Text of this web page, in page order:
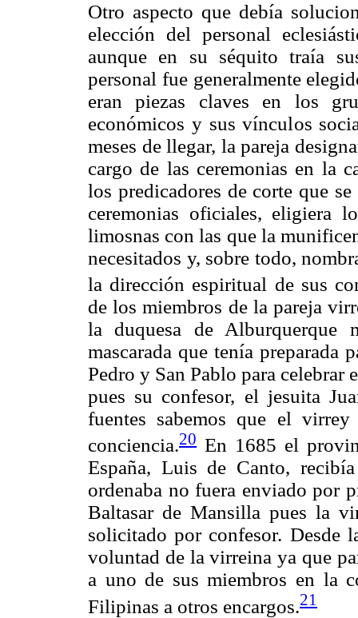
Otro aspecto que debía
elección del personal
aunque en su séquito traía
personal fue generalmente
eran piezas claves en los
económicos y sus vínculos
meses de llegar, la pareja
cargo de las ceremonias en la
los predicadores de corte que
ceremonias oficiales, eligiera
limosnas con las que la
necesitados y, sobre todo,
la dirección espiritual de sus
de los miembros de la pareja
la duquesa de Alburquerque
mascarada que tenía preparada
Pedro y San Pablo para
pues su confesor, el jesuita
fuentes sabemos que el
conciencia.20 En 1685 el
España, Luis de Canto,
ordenaba no fuera enviado por
Baltasar de Mansilla pues la
solicitado por confesor. Desde
voluntad de la virreina ya que
a uno de sus miembros en la
Filipinas a otros encargos.21